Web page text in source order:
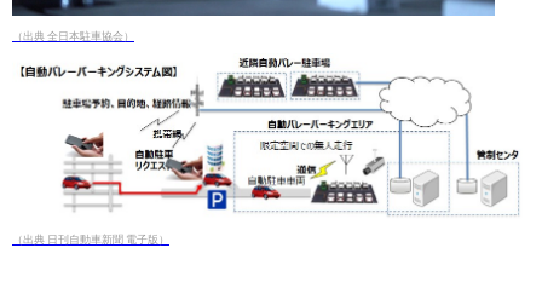
（出典 全日本駐車協会）
（出典 日刊自動車新聞 電子版）